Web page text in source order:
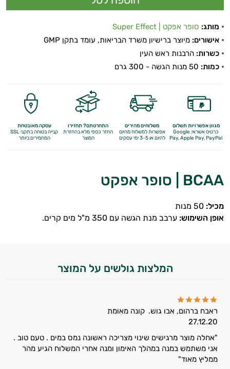
ופציעות
התאוששות
ומנוחה
שומן
לספורטאים
ביצועים
חלבון
קריאטין
וחומצות
אמינו
רטבים
מותג: סופר אפקט | Super Effect
אישורים: מיוצר ברישיון משרד הבריאות, עומד בתקן GMP
כשרות: הרבנות ראש העין
כמות:
מגוון אפשרויות תשלום
כרטיס אשראי, Google
Pay,Apple Pay, PayPal
משלוחים מהירים
אפשרות למשלוח מהיום
להיום או 3-5 ימי עסקים
התחרטתם? תחזירו
החזר כספי מלאבהחזרת
המוצר
עסקה מאובטחת
קנייה בטוחה בתקני SSL
המחמירים ביותר
BCAA | סופר אפקט
מכיל:
אופן השימוש: ערבב מנת הגשה עם 350 מ"ל מים קרים.
המלצות גולשים על המוצר
ראבח ברהום, אבו גוש. קונה מאומת
27.12.20
"אחלה מוצר מרגישים שינוי מצריכה ראשונה נמס במים . טעם טוב .
אני משתמש במנה במהלך האימון ומנה אחרי המשלוח הגיע מהר
ממליץ מאוד"